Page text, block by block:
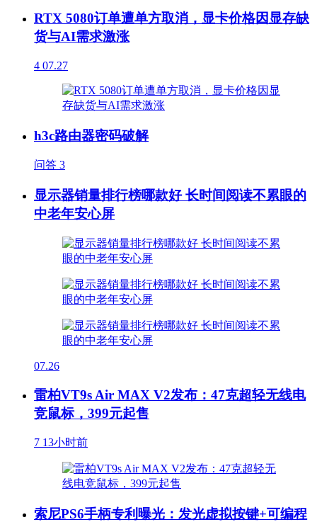
RTX 5080订单遭单方取消，显卡价格因显存缺
货与AI需求激涨
4 07.27
h3c路由器密码破解
问答 3
显示器销量排行榜哪款好 长时间阅读不累眼的
中老年安心屏
07.26
雷柏VT9s Air MAX V2发布：47克超轻无线电
竞鼠标，399元起售
7 13小时前
索尼PS6手柄专利曝光：发光虚拟按键+可编程